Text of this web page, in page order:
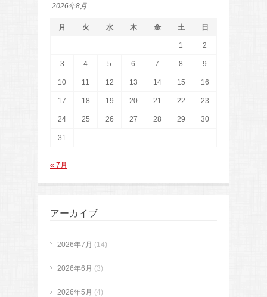
2026年8月
月 火 水 木 金 土 日
1 2
3 4 5 6 7 8 9
10 11 12 13 14 15 16
17 18 19 20 21 22 23
24 25 26 27 28 29 30
31
« 7月
アーカイブ
2026年7月 (14)
2026年6月 (3)
2026年5月 (4)